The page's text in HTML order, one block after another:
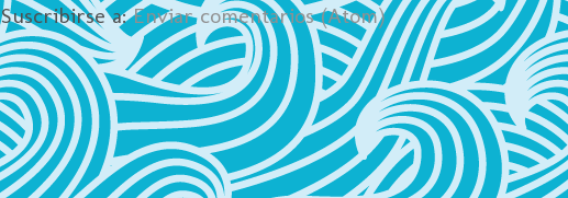
Suscribirse a:Enviar comentarios (Atom)